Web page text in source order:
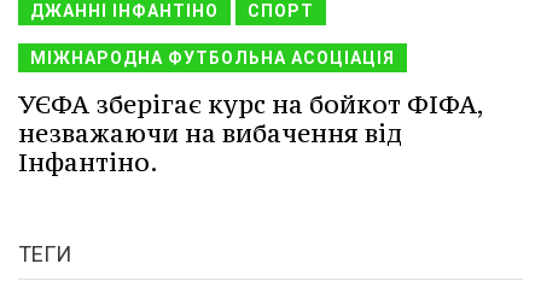
ДЖАННІ ІНФАНТІНО СПОРТ
МІЖНАРОДНА ФУТБОЛЬНА АСОЦІАЦІЯ
УЄФА зберігає курс на бойкот ФІФА,
незважаючи на вибачення від
Інфантіно.
ТЕГИ